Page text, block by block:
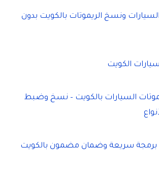
ونسخ الريموتات بالكويت بدون
الكويت
السيارات بالكويت – نسخ وضبط
برمجة سريعة وضمان مضمون بالكويت